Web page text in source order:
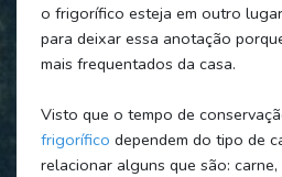
o frigorífico esteja em outro
para deixar essa anotação
mais frequentados da casa.
Visto que o tempo de
frigorífico dependem do tipo de
relacionar alguns que são: carne,